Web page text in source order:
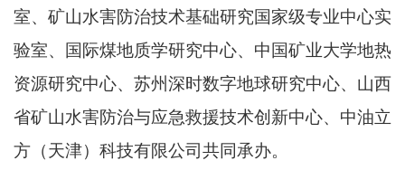
室、矿山水害防治技术基础研究国家级专业中心实
验室、国际煤地质学研究中心、中国矿业大学地热
资源研究中心、苏州深时数字地球研究中心、山西
省矿山水害防治与应急救援技术创新中心、中油立
方（天津）科技有限公司共同承办。